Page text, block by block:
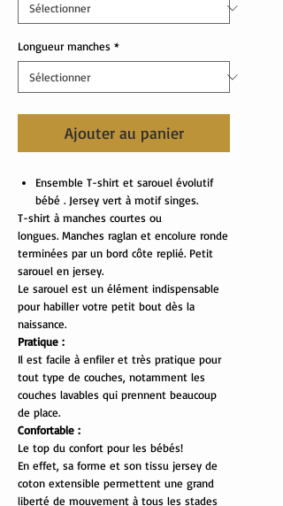
Longueur manches *
Ajouter au panier
Ensemble T-shirt et sarouel évolutif
bébé . Jersey vert à motif singes.
T-shirt à manches courtes ou
longues. Manches raglan et encolure ronde
terminées par un bord côte replié. Petit
sarouel en jersey.
Le sarouel est un élément indispensable
pour habiller votre petit bout dès la
naissance.
Pratique :
Il est facile à enfiler et très pratique pour
tout type de couches, notamment les
couches lavables qui prennent beaucoup
de place.
Confortable :
Le top du confort pour les bébés!
En effet, sa forme et son tissu jersey de
coton extensible permettent une grand
liberté de mouvement à tous les stades